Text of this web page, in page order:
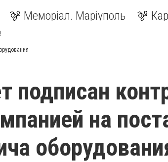
Меморіал. Маріуполь
подписан
на